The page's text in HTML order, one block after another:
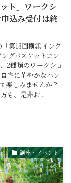
ト」ワークシ
込み受付は終
第13回横浜イング
グバスケットコン
2種類のワークショ
宅に華やかなハン
楽しみませんか？
も、是非お...
講座・イベント